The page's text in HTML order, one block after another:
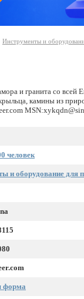
Инструменты и
и гранита со
камины из
человек
и оборудование для
форма